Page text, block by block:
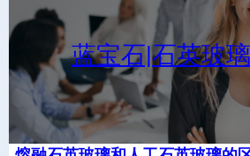
蓝宝石|石英玻